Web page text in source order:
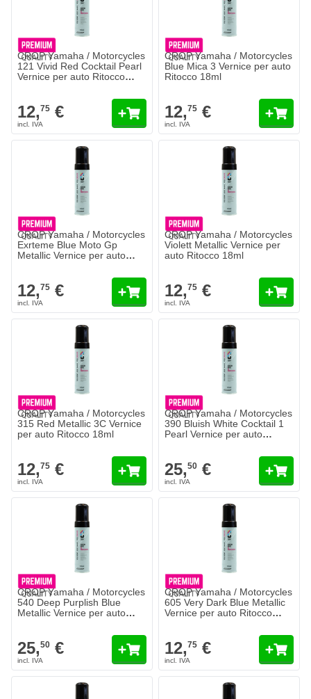
CROP Yamaha / Motorcycles
121 Vivid Red Cocktail Pearl
Vernice per auto Ritocco
12,75 €
CROP Yamaha / Motorcycles
Blue Mica 3 Vernice per auto
Ritocco 18ml
12,75 €
CROP Yamaha / Motorcycles
Exrteme Blue Moto Gp
Metallic Vernice per auto
12,75 €
CROP Yamaha / Motorcycles
Violett Metallic Vernice per
auto Ritocco 18ml
12,75 €
CROP Yamaha / Motorcycles
315 Red Metallic 3C Vernice
per auto Ritocco 18ml
12,75 €
CROP Yamaha / Motorcycles
390 Bluish White Cocktail 1
Pearl Vernice per auto
25,50 €
CROP Yamaha / Motorcycles
540 Deep Purplish Blue
Metallic Vernice per auto
25,50 €
CROP Yamaha / Motorcycles
605 Very Dark Blue Metallic
Vernice per auto Ritocco
12,75 €